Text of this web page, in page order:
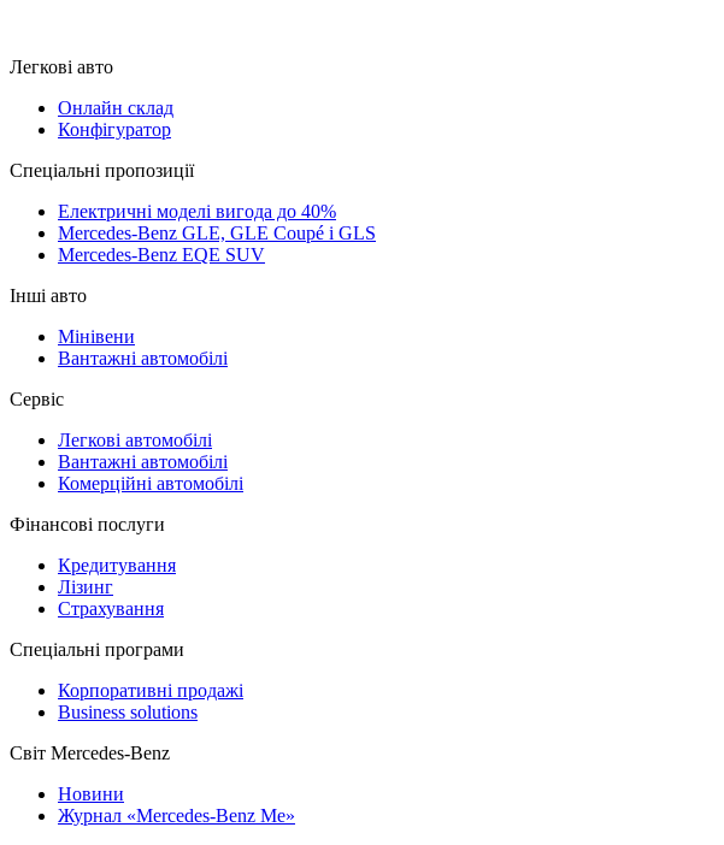
Легкові авто
Онлайн склад
Конфігуратор
Спеціальні пропозиції
Електричні моделі вигода до 40%
Mercedes-Benz GLE, GLE Coupé і GLS
Mercedes-Benz EQE SUV
Інші авто
Мінівени
Вантажні автомобілі
Сервіс
Легкові автомобілі
Вантажні автомобілі
Комерційні автомобілі
Фінансові послуги
Кредитування
Лізинг
Страхування
Спеціальні програми
Корпоративні продажі
Business solutions
Світ Mercedes-Benz
Новини
Журнал «Mercedes-Benz Me»